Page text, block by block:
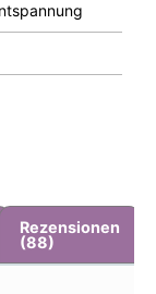
Rezensionen
(88)